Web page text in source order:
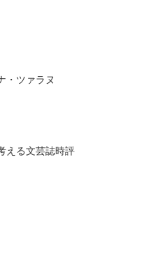
ツァラヌ
える文芸誌時評